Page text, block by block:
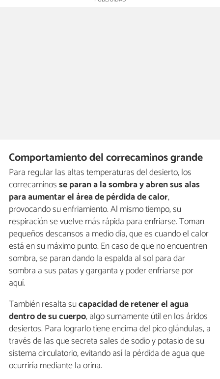
Comportamiento del correcaminos grande
Para regular las altas temperaturas del desierto, los
correcaminosse paran a la sombra y abren sus alas
para aumentar el área de pérdida de calor,
provocando su enfriamiento. Al mismo tiempo, su
respiración se vuelve más rápida para enfriarse. Toman
pequeños descansos a medio día, que es cuando el calor
está en su máximo punto. En caso de que no encuentren
sombra, se paran dando la espalda al sol para dar
sombra a sus patas y garganta y poder enfriarse por
aquí.
También resalta sucapacidad de retener el agua
dentro de su cuerpo, algo sumamente útil en los áridos
desiertos. Para lograrlo tiene encima del pico glándulas, a
través de las que secreta sales de sodio y potasio de su
sistema circulatorio, evitando así la pérdida de agua que
ocurriría mediante la orina.